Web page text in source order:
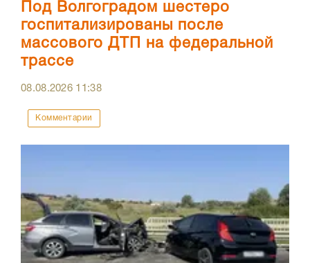
Под Волгоградом шестеро
госпитализированы после
массового ДТП на федеральной
трассе
08.08.2026 11:38
Комментарии